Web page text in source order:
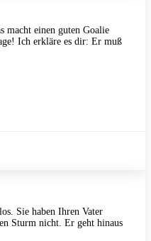
macht einen guten Goalie
Ich erkläre es dir: Er muß
Sie haben Ihren Vater
Sturm nicht. Er geht hinaus